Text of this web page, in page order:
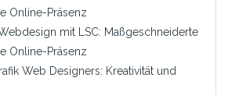
Online-Präsenz
mit LSC: Maßgeschneiderte
Online-Präsenz
Web Designers: Kreativität und